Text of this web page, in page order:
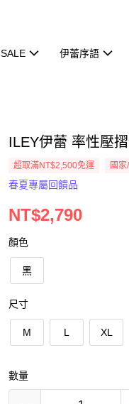
SALE 伊蕾序語
ILEY伊蕾 率性壓
超取滿NT$2,500免運 國
春夏專屬回饋品
NT$2,790
顏色
黑
尺寸
M L XL
數量